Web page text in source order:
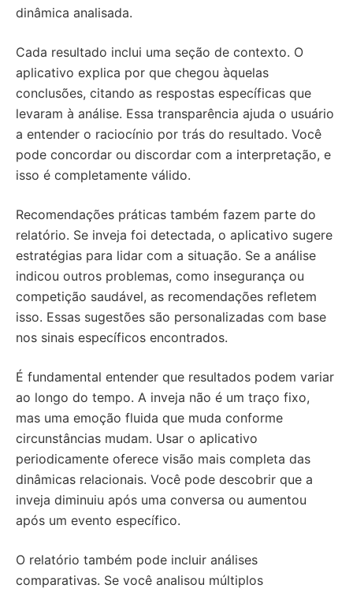
dinâmica analisada.
Cada resultado inclui uma seção de contexto. O
aplicativo explica por que chegou àquelas
conclusões, citando as respostas específicas que
levaram à análise. Essa transparência ajuda o usuário
a entender o raciocínio por trás do resultado. Você
pode concordar ou discordar com a interpretação, e
isso é completamente válido.
Recomendações práticas também fazem parte do
relatório. Se inveja foi detectada, o aplicativo sugere
estratégias para lidar com a situação. Se a análise
indicou outros problemas, como insegurança ou
competição saudável, as recomendações refletem
isso. Essas sugestões são personalizadas com base
nos sinais específicos encontrados.
É fundamental entender que resultados podem variar
ao longo do tempo. A inveja não é um traço fixo,
mas uma emoção fluida que muda conforme
circunstâncias mudam. Usar o aplicativo
periodicamente oferece visão mais completa das
dinâmicas relacionais. Você pode descobrir que a
inveja diminuiu após uma conversa ou aumentou
após um evento específico.
O relatório também pode incluir análises
comparativas. Se você analisou múltiplos